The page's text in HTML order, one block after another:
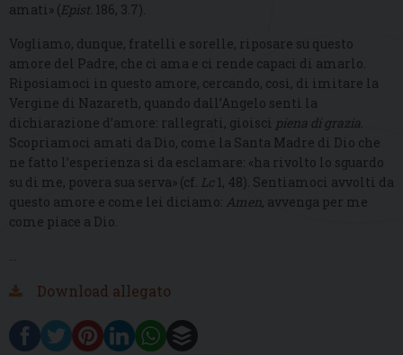
amati» (Epist. 186, 3.7).
Vogliamo, dunque, fratelli e sorelle, riposare su questo
amore del Padre, che ci ama e ci rende capaci di amarlo.
Riposiamoci in questo amore, cercando, così, di imitare la
Vergine di Nazareth, quando dall’Angelo sentì la
dichiarazione d’amore: rallegrati, gioisci piena di grazia.
Scopriamoci amati da Dio, come la Santa Madre di Dio che
ne fatto l’esperienza sì da esclamare: «ha rivolto lo sguardo
su di me, povera sua serva» (cf. Lc1, 48). Sentiamoci avvolti da
questo amore e come lei diciamo: Amen, avvenga per me
come piace a Dio.
…
Download allegato